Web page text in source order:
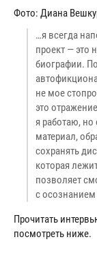
Фото: Диана
…я всегда
проект — это
биографии.
не мое
это
я работаю,
материал,
сохранять
которая
позволяет
с
Прочитать
посмотреть ниже.